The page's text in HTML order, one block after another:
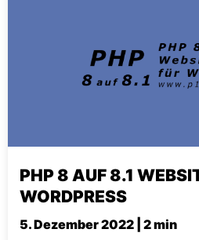
PHP 8 AUF 8.1
WORDPRESS
5. Dezember 2022 | 2 min